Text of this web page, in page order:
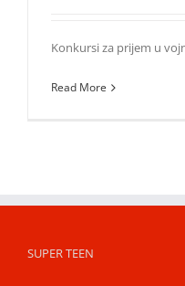
Konkursi za prijem u
Read More
SUPER TEEN